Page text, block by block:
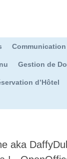
Communication
Gestion de
d’Hôtel
aka